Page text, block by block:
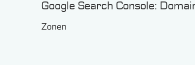
Google Search Console:
Zonen